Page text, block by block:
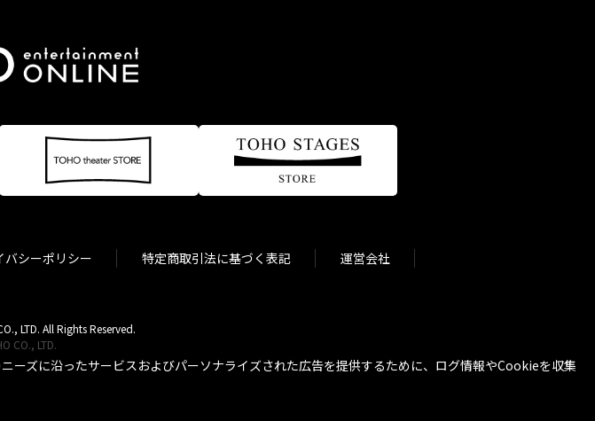
バシーポリシー 特定商取引法に基づく表記 運営会社
LTD. All Rights Reserved.
CO., LTD.
ズに沿ったサービスおよびパーソナライズされた広告を提供するために、ログ情報やCookieを収集